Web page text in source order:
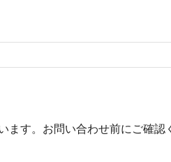
す。お問い合わせ前にご確認